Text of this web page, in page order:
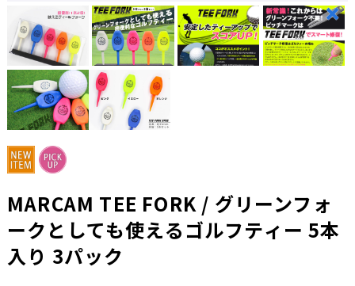
MARCAM TEE FORK / グリーンフォ
ークとしても使えるゴルフティー 5本
入り 3パック